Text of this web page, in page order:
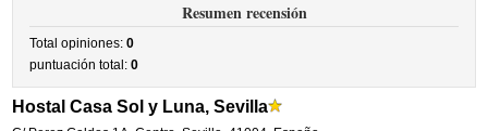
Resumen recensión
Total opiniones:0
puntuación total:0
Hostal Casa Sol y Luna, Sevilla